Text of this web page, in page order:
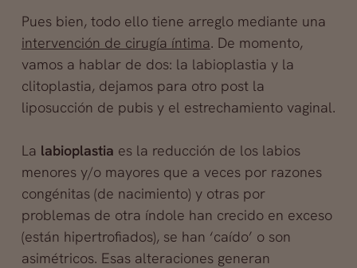
Pues bien, todo ello tiene arreglo mediante una
intervención de cirugía íntima. De momento,
vamos a hablar de dos: la labioplastia y la
clitoplastia, dejamos para otro post la
liposucción de pubis y el estrechamiento vaginal.
La labioplastia es la reducción de los labios
menores y/o mayores que a veces por razones
congénitas (de nacimiento) y otras por
problemas de otra índole han crecido en exceso
(están hipertrofiados), se han ‘caído’ o son
asimétricos. Esas alteraciones generan